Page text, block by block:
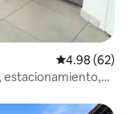
Calificación
4.98 (62)
estacionamiento,